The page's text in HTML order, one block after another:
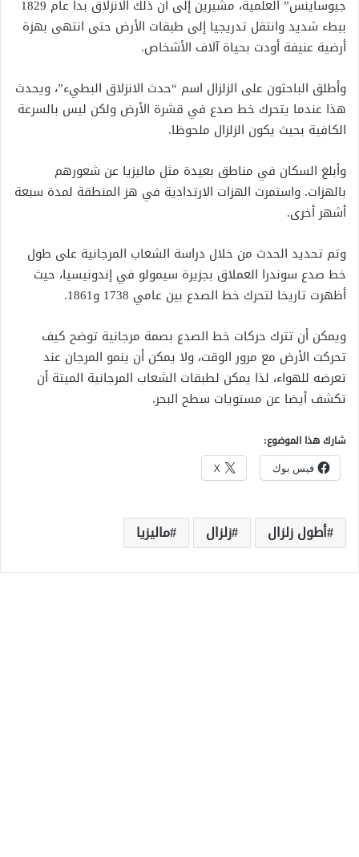
جيوساينس” العلمية، مشيرين إلى أن ذلك الانزلاق بدأ عام 1829
ببطء شديد وانتقل تدريجيا إلى طبقات الأرض حتى انتهى بهزة
أرضية عنيفة أودت بحياة آلاف الأشخاص.
وأطلق الباحثون على الزلزال اسم “حدث الانزلاق البطيء”، ويحدث
هذا عندما يتحرك خط صدع في قشرة الأرض ولكن ليس بالسرعة
الكافية بحيث يكون الزلزال ملحوظا.
‏وأبلغ السكان في مناطق بعيدة مثل ‎ماليزيا عن شعورهم
بالهزات. واستمرت الهزات الارتدادية في هز المنطقة لمدة سبعة
أشهر أخرى.‏
وتم تحديد الحدث من خلال دراسة الشعاب المرجانية على طول
خط صدع سوندرا العملاق بجزيرة سيمولو في إندونيسيا، حيث
أظهرت تاريخا لتحرك خط الصدع بين عامي 1738 و1861.
ويمكن أن تترك حركات خط الصدع بصمة مرجانية توضح كيف
تحركت الأرض مع مرور الوقت، ولا يمكن أن ينمو المرجان عند
تعرضه للهواء، لذا يمكن لطبقات الشعاب المرجانية الميتة أن
تكشف أيضا عن مستويات سطح البحر.
شارك هذا الموضوع:
فيس بوك X
أطول زلزال زلزال ماليزيا